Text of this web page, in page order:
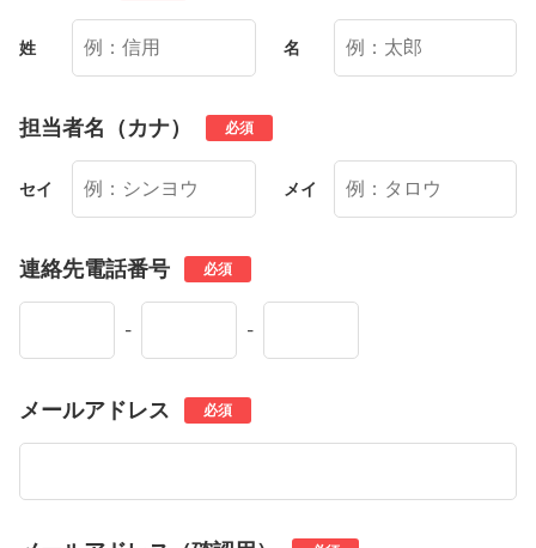
姓 名
担当者名（カナ） 必須
セイ メイ
連絡先電話番号 必須
- -
メールアドレス 必須